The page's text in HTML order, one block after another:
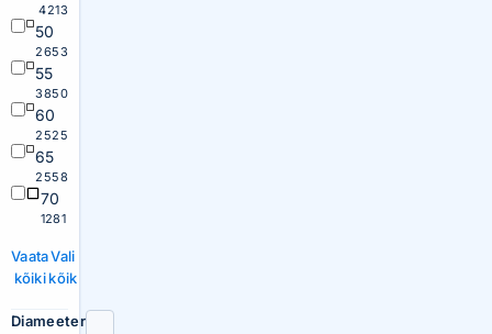
4213
50
2653
55
3850
60
2525
65
2558
70
1281
Vaata
kõiki
Vali
kõik
Diameeter